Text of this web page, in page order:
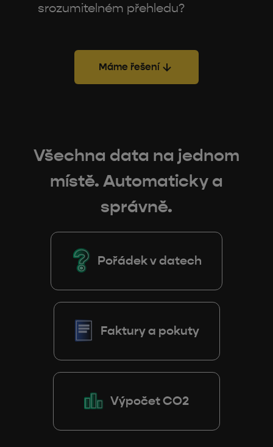
srozumitelném přehledu?
Máme řešení
Všechna data na jednom
místě. Automaticky a
správně.
Pořádek v datech
Faktury a pokuty
Výpočet CO2